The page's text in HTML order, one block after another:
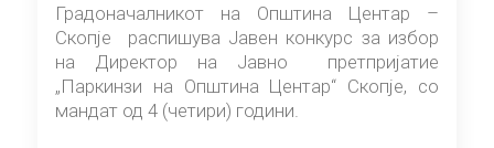
Градоначалникот на Општина Центар –
Скопје распишува Јавен конкурс за избор
на Директор на Јавно претпријатие
„Паркинзи на Општина Центар“ Скопје, со
мандат од 4 (четири) години.